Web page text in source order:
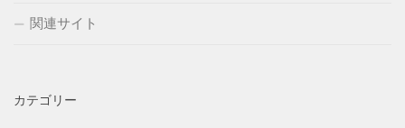
関連サイト
カテゴリー